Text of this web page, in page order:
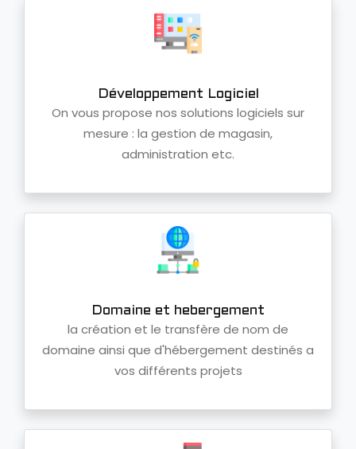
Développement Logiciel
On vous propose nos solutions logiciels sur
mesure : la gestion de magasin,
administration etc.
Domaine et hebergement
la création et le transfère de nom de
domaine ainsi que d'hébergement destinés a
vos différents projets